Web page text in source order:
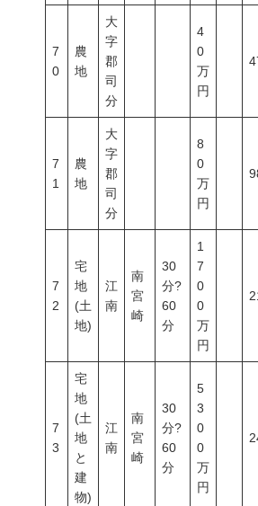
7
0
農
地
大
字
郡
司
分
4
0
万
円
7
1
農
地
大
字
郡
司
分
8
0
万
円
7
2
宅
地
(土
地)
江
南
南
宮
崎
30
分?
60
分
1
7
0
0
万
円
7
3
宅
地
(土
地
と
建
物)
江
南
南
宮
崎
30
分?
60
分
5
3
0
0
万
円